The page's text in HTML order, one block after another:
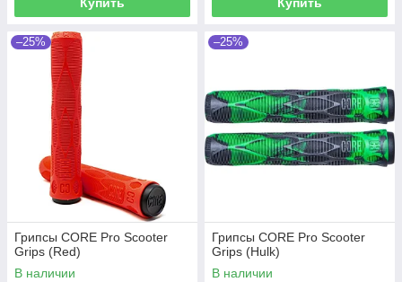
Купить Купить
–25%
Грипсы CORE Pro Scooter
Grips (Red)
В наличии
–25%
Грипсы CORE Pro Scooter
Grips (Hulk)
В наличии